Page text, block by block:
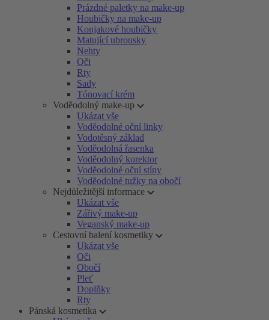
Prázdné paletky na make-up
Houbičky na make-up
Konjakové houbičky
Matující ubrousky
Nehty
Oči
Rty
Sady
Tónovací krém
Voděodolný make-up
Ukázat vše
Voděodolné oční linky
Vodotěsný základ
Voděodolná řasenka
Voděodolný korektor
Voděodolné oční stíny
Voděodolné tužky na obočí
Nejdůležitější informace
Ukázat vše
Zářivý make-up
Veganský make-up
Cestovní balení kosmetiky
Ukázat vše
Oči
Obočí
Pleť
Doplňky
Rty
Pánská kosmetika